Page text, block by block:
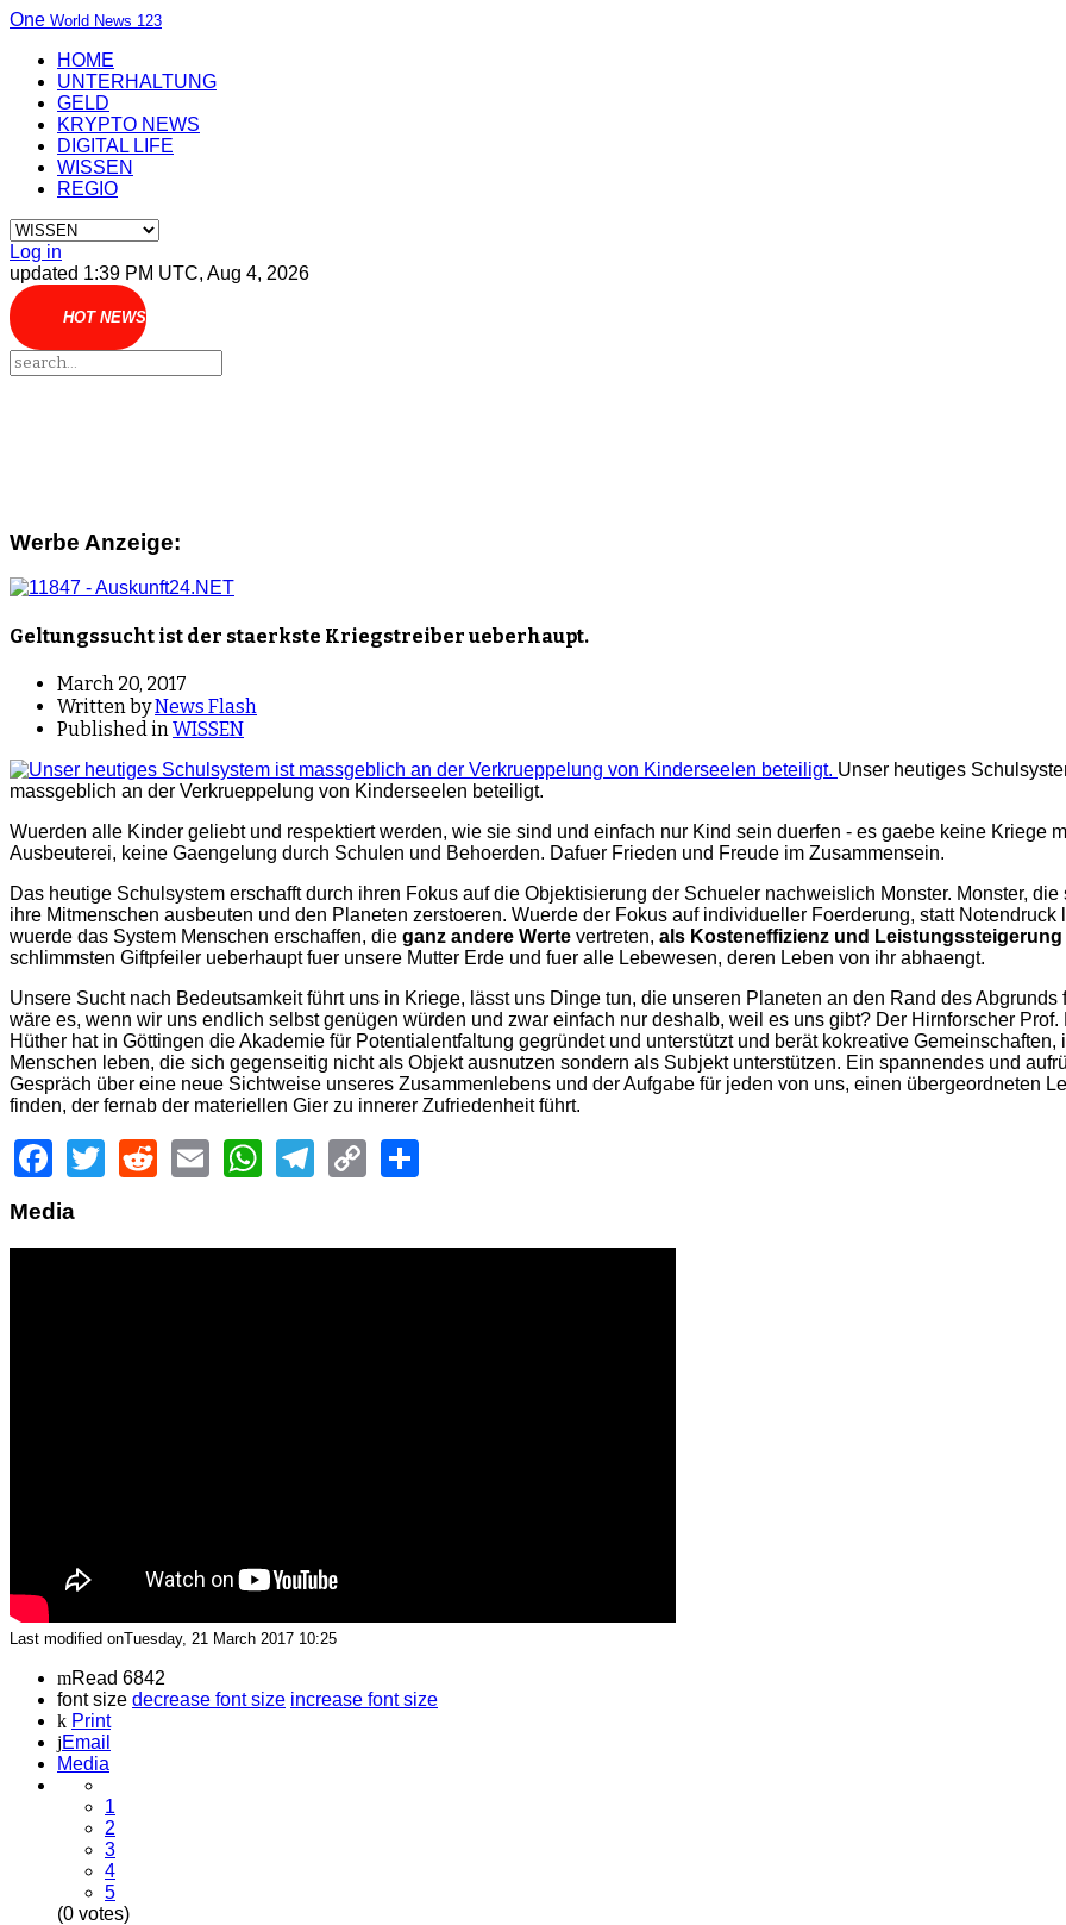
One World News 123
HOME
UNTERHALTUNG
GELD
KRYPTO NEWS
DIGITAL LIFE
WISSEN
REGIO
Log in
updated 1:39 PM UTC, Aug 4, 2026
HOT NEWS
Werbe Anzeige:
Geltungssucht ist der staerkste Kriegstreiber ueberhaupt.
March 20, 2017
Written byNews Flash
Published inWISSEN
Unser heutiges
massgeblich an der Verkrueppelung von Kinderseelen beteiligt.
Wuerden alle Kinder geliebt und respektiert werden, wie sie sind und einfach nur Kind sein duerfen - es gaebe keine Kriege
Ausbeuterei, keine Gaengelung durch Schulen und Behoerden. Dafuer Frieden und Freude im Zusammensein.
Das heutige Schulsystem erschafft durch ihren Fokus auf die Objektisierung der Schueler nachweislich Monster. Monster, die
ihre Mitmenschen ausbeuten und den Planeten zerstoeren. Wuerde der Fokus auf individueller Foerderung, statt Notendruck
wuerde das System Menschen erschaffen, die ganz andere Werte vertreten, als Kosteneffizienz und Leistungssteigerung
schlimmsten Giftpfeiler ueberhaupt fuer unsere Mutter Erde und fuer alle Lebewesen, deren Leben von ihr abhaengt.
Unsere Sucht nach Bedeutsamkeit führt uns in Kriege, lässt uns Dinge tun, die unseren Planeten an den Rand des Abgrunds
wäre es, wenn wir uns endlich selbst genügen würden und zwar einfach nur deshalb, weil es uns gibt? Der Hirnforscher Prof.
Hüther hat in Göttingen die Akademie für Potentialentfaltung gegründet und unterstützt und berät kokreative Gemeinschaften,
Menschen leben, die sich gegenseitig nicht als Objekt ausnutzen sondern als Subjekt unterstützen. Ein spannendes und
Gespräch über eine neue Sichtweise unseres Zusammenlebens und der Aufgabe für jeden von uns, einen übergeordneten
finden, der fernab der materiellen Gier zu innerer Zufriedenheit führt.
Facebook
TwitterRedditEmailWhatsApp
Telegram
Copy
Media
Last modified onTuesday, 21 March 2017 10:25
Read 6842
font size decrease font size increase font size
Print
Email
Media
1
2
3
4
5
(0 votes)